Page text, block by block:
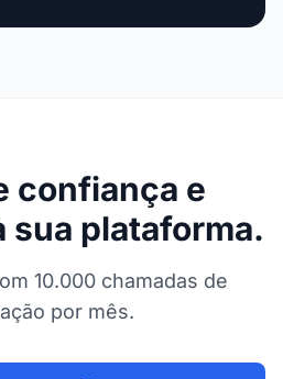
confiança e
sua plataforma.
10.000 chamadas de
por mês.